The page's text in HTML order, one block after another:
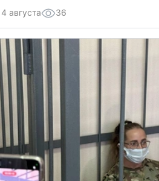
4 августа 36